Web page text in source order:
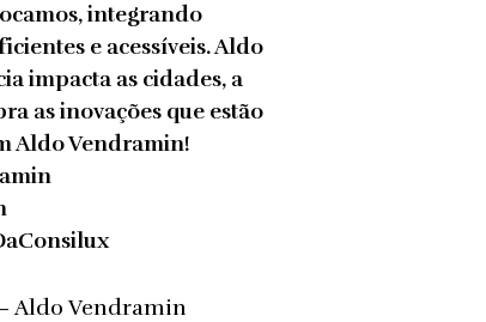
integrando
e acessíveis. Aldo
impacta as cidades, a
as inovações que estão
Aldo Vendramin!
Aldo Vendramin